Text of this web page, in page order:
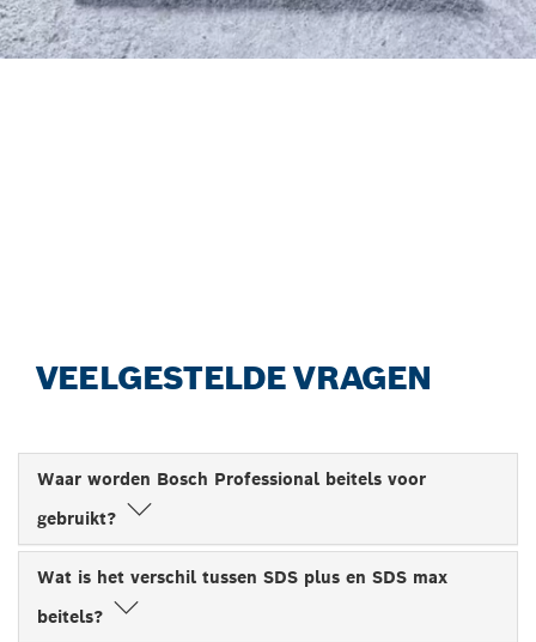
VEELGESTELDE VRAGEN
Waar worden Bosch Professional beitels voor
gebruikt?
Wat is het verschil tussen SDS plus en SDS max
beitels?